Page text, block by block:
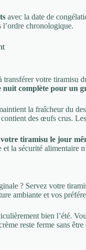
avec la date de
l’ordre chronologique.
transférer votre tiramisu
nuit complète pour un
la fraîcheur du
des œufs crus.
votre tiramisu le jour
la sécurité alimentaire
? Servez votre
ambiante et vos
bien l’été.
reste ferme sans